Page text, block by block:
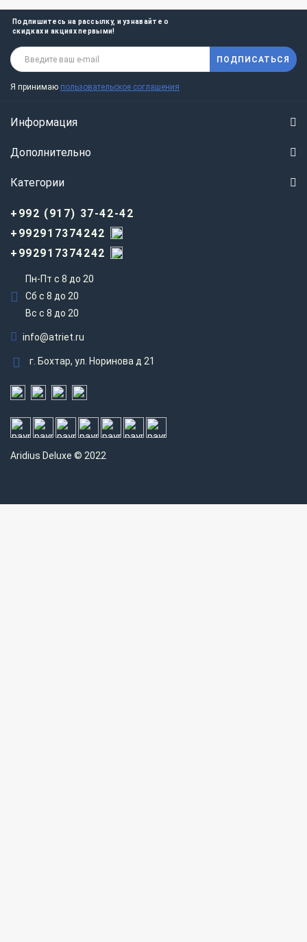
Подпишитесь на рассылку, и узнавайте о
скидках и акциях первыми!
ПОДПИСАТЬСЯ
Я принимаю пользовательское соглашения
Информация
Дополнительно
Категории
+992 (917) 37-42-42
+992917374242
+992917374242
Пн-Пт с 8 до 20
Сб с 8 до 20
Вс c 8 до 20
info@atriet.ru
г. Бохтар, ул. Норинова д 21
Aridius Deluxe © 2022